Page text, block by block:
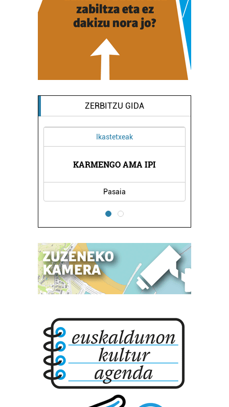
ZERBITZU GIDA
KARMENGO AMA IPI LANDARE HERRIKO